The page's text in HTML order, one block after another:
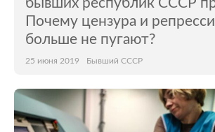
бывших республик СССР
Почему цензура и
больше не пугают?
25 июня 2019 Бывший СССР